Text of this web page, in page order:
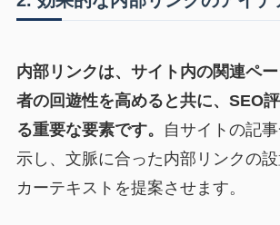
内部リンクは、サイト内の関連ペ
者の回遊性を高めると共に、SEO
る重要な要素です。
自サイトの記
示し、文脈に合った内部リンクの
カーテキストを提案させます。